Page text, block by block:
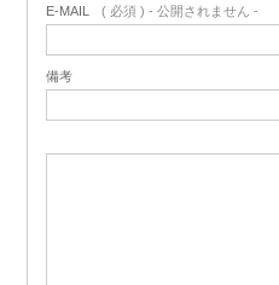
E-MAIL ( 必須 ) - 公開されません -
備考